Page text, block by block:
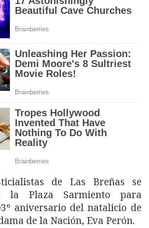
de Las Breñas se
la Plaza Sarmiento para
aniversario del natalicio de
de la Nación, Eva Perón.